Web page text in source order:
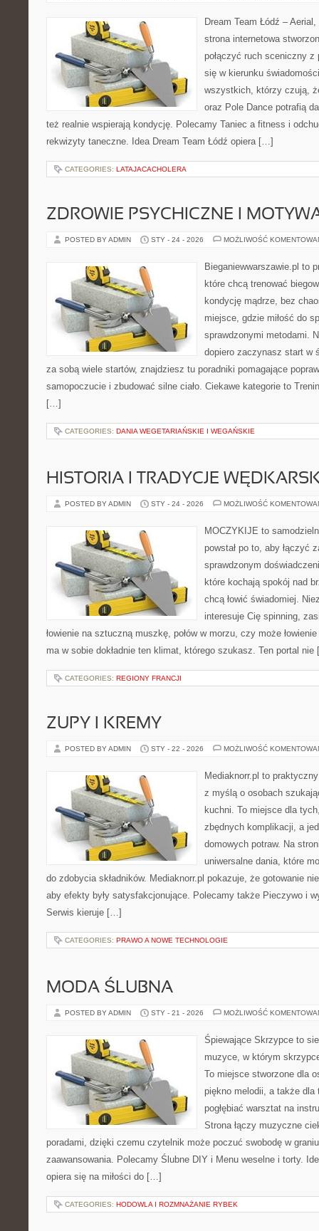
Dream Team Łódź –
strona internetowa
połączyć ruch sceniczny
się w kierunku
wszystkich, którzy czują,
oraz Pole Dance potrafią
też realnie wspierają kondycję. Polecamy Taniec a fitness i
rekwizyty taneczne. Idea Dream Team Łódź opiera […]
CATEGORIES: LATAJACACHOLERA
ZDROWIE PSYCHICZNE I
POSTED BY ADMIN STY - 24 - 2026 MOŻLIWOŚĆ
Bieganiewwarszawie.pl to
które chcą trenować
kondycję mądrze, bez
miejsce, gdzie miłość do
sprawdzonymi metodami.
dopiero zaczynasz start w
za sobą wiele startów, znajdziesz tu poradniki pomagające
samopoczucie i zbudować silne ciało. Ciekawe kategorie to
[…]
CATEGORIES: DANIA WEGETARIAŃSKIE I WEGAŃSKIE
HISTORIA I TRADYCJE
POSTED BY ADMIN STY - 24 - 2026 MOŻLIWOŚĆ
MOCZYKIJE to
powstał po to, aby łączyć
sprawdzonym
które kochają spokój nad
chcą łowić świadomiej.
interesuje Cię spinning,
łowienie na sztuczną muszkę, połów w morzu, czy może
ma w sobie dokładnie ten klimat, którego szukasz. Ten portal
CATEGORIES: REGIONY FRANCJI
ZUPY I KREMY
POSTED BY ADMIN STY - 22 - 2026 MOŻLIWOŚĆ
Mediaknorr.pl to
z myślą o osobach
kuchni. To miejsce dla
zbędnych komplikacji, a
domowych potraw. Na
uniwersalne dania, które
do zdobycia składników. Mediaknorr.pl pokazuje, że gotowanie
aby efekty były satysfakcjonujące. Polecamy także Pieczywo i
Serwis kieruje […]
CATEGORIES: PRAWO A NOWE TECHNOLOGIE
MODA ŚLUBNA
POSTED BY ADMIN STY - 21 - 2026 MOŻLIWOŚĆ
Śpiewające Skrzypce to
muzyce, w którym
To miejsce stworzone dla
piękno melodii, a także dla
pogłębiać warsztat na
Strona łączy muzyczne
poradami, dzięki czemu czytelnik może poczuć swobodę w
zaawansowania. Polecamy Ślubne DIY i Menu weselne i torty.
opiera się na miłości do […]
CATEGORIES: HODOWLA I ROZMNAŻANIE RYBEK